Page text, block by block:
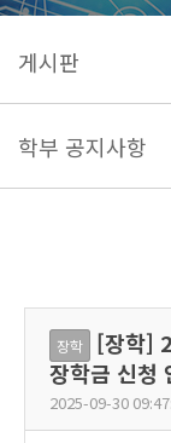
게시판
학부 공지사항
장학
[장학]
장학금 신청
2025-09-30